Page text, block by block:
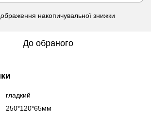
накопичувальної знижки
До обраного
гладкий
250*120*65мм